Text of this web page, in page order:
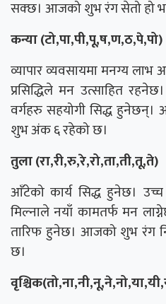
सक्छ। आजको शुभ रंग सेतो हो
कन्या (टो,पा,पी,पू,ष,ण,ठ,पे,पो)
व्यापार व्यवसायमा मनग्य
प्रसिद्धिले मन उत्साहित
वर्गहरु सहयोगी सिद्ध
शुभ अंक ६ रहेको छ।
तुला (रा,री,रु,रे,रो,ता,ती,तू,ते)
आँटेको कार्य सिद्ध हुनेछ।
मिल्नाले नयाँ कामतर्फ मन
तारिफ हुनेछ। आजको शुभ रंग
छ।